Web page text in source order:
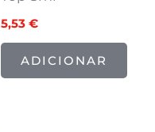
5,53€
ADICIONAR